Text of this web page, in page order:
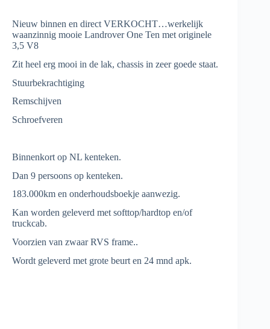
Nieuw binnen en direct VERKOCHT…werkelijk
waanzinnig mooie Landrover One Ten met originele
3,5 V8
Zit heel erg mooi in de lak, chassis in zeer goede staat.
Stuurbekrachtiging
Remschijven
Schroefveren
Binnenkort op NL kenteken.
Dan 9 persoons op kenteken.
183.000km en onderhoudsboekje aanwezig.
Kan worden geleverd met softtop/hardtop en/of
truckcab.
Voorzien van zwaar RVS frame..
Wordt geleverd met grote beurt en 24 mnd apk.